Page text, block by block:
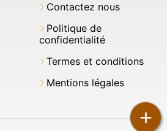
+
Contactez nous
Politique de
confidentialité
Termes et conditions
Mentions légales